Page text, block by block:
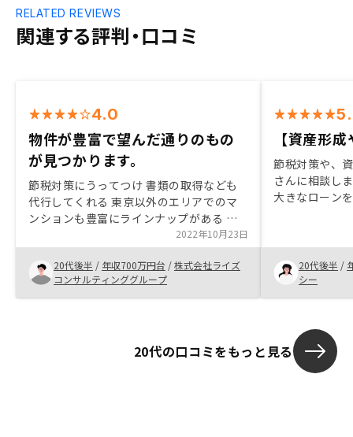
関連する評判・口コミ
RELATED REVIEWS
4.0
物件が豊富で望んだ通りのもの
が見つかります。
節税対策にうってつけ 書類の取得なども
代行してくれる 東京以外のエリアでのマ
ンションも豊富にラインナップがある 想
定以上の利回りの物件が豊富にある キャ
ンペーンが充実している こちら側が望む
通りの日程で打ち合わせを調整してくれる
物件のメリットやデメリットを細かく説明
してくれる
2022年10月23日
20代後半 / 年収700万円台 /株式会社ライズ
コンサルティンググループ
【資産形
節税対策や、
さんに相談し
大きなローン
たです。また
いです。20代後半 /
シー
20代の口コミをもっと見る